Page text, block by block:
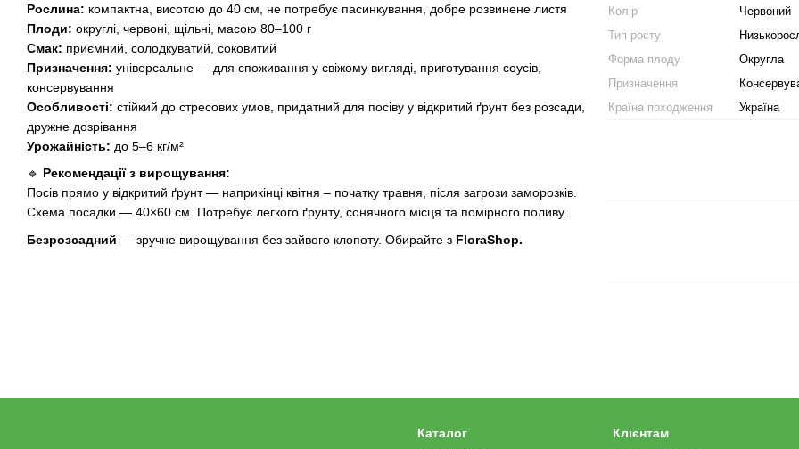
Рослина: компактна, висотою до 40 см, не потребує пасинкування, добре розвинене листя
Плоди: округлі, червоні, щільні, масою 80–100 г
Смак: приємний, солодкуватий, соковитий
Призначення: універсальне — для споживання у свіжому вигляді, приготування соусів,
консервування
Особливості: стійкий до стресових умов, придатний для посіву у відкритий ґрунт без розсади,
дружне дозрівання
Урожайність: до 5–6 кг/м²
🔹 Рекомендації з вирощування:
Посів прямо у відкритий ґрунт — наприкінці квітня – початку травня, після загрози заморозків.
Схема посадки — 40×60 см. Потребує легкого ґрунту, сонячного місця та помірного поливу.
Безрозсадний — зручне вирощування без зайвого клопоту. Обирайте з FloraShop.
Колір
Червоний
Тип росту
Форма плоду
Округла
Призначення
Країна походження
Україна
Каталог Клієнтам